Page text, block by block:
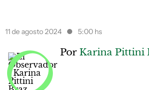
11 de agosto 2024 5:00 hs
Por Karina Pittini